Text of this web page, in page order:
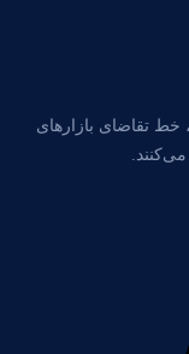
خط تقاضای بازارهای
می‌کنند.